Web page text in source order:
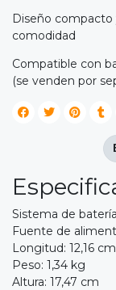
Diseño
comodidad
Compatible con
(se venden por
Sistema de
Fuente de
Longitud: 12,16 cm
Peso: 1,34 kg
Altura: 17,47 cm